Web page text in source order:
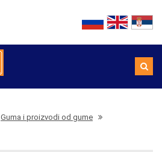
Guma i proizvodi od gume